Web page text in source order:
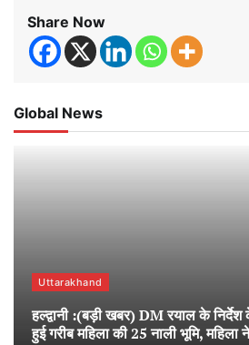
Share Now
Global News
Uttarakhand
हल्द्वानी :(बड़ी खबर) DM रयाल के
हुई गरीब महिला की 25 नाली भूमि, महिला